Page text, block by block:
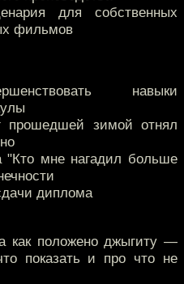
для собственных
фильмов
навыки
прошедшей зимой отнял
"Кто мне нагадил больше
диплома
как положено джыгиту —
показать и про что не